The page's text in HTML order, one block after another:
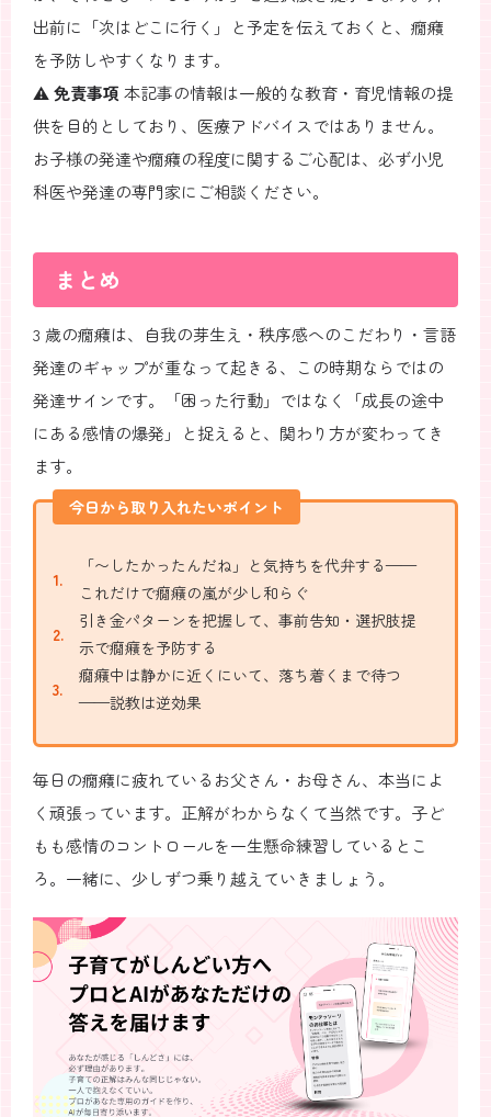
出前に「次はどこに行く」と予定を伝えておくと、癇癪
を予防しやすくなります。
⚠️ 免責事項 本記事の情報は一般的な教育・育児情報の提
供を目的としており、医療アドバイスではありません。
お子様の発達や癇癪の程度に関するご心配は、必ず小児
科医や発達の専門家にご相談ください。
まとめ
3 歳の癇癪は、自我の芽生え・秩序感へのこだわり・言語
発達のギャップが重なって起きる、この時期ならではの
発達サインです。「困った行動」ではなく「成長の途中
にある感情の爆発」と捉えると、関わり方が変わってき
ます。
今日から取り入れたいポイント
「〜したかったんだね」と気持ちを代弁する——
これだけで癇癪の嵐が少し和らぐ
引き金パターンを把握して、事前告知・選択肢提
示で癇癪を予防する
癇癪中は静かに近くにいて、落ち着くまで待つ
——説教は逆効果
毎日の癇癪に疲れているお父さん・お母さん、本当によ
く頑張っています。正解がわからなくて当然です。子ど
もも感情のコントロールを一生懸命練習しているとこ
ろ。一緒に、少しずつ乗り越えていきましょう。